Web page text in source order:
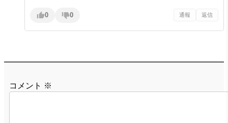
0 0 通報 返信
コメント ※